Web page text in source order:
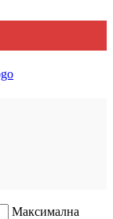
Максимална